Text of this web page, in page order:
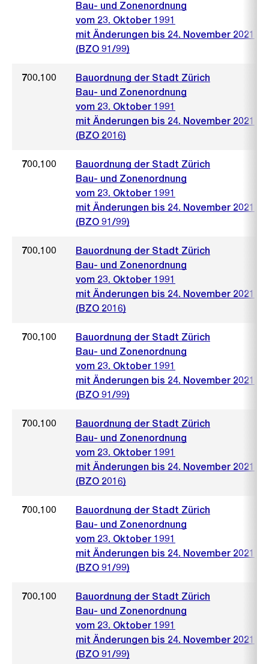
Bau- und Zonenordnung
vom 23. Oktober 1991
mit Änderungen bis 24. November 2021
(BZO 91/99)
700.100
Bauordnung der Stadt Zürich
Bau- und Zonenordnung
vom 23. Oktober 1991
mit Änderungen bis 24. November 2021
(BZO 2016)
700.100
Bauordnung der Stadt Zürich
Bau- und Zonenordnung
vom 23. Oktober 1991
mit Änderungen bis 24. November 2021
(BZO 91/99)
700.100
Bauordnung der Stadt Zürich
Bau- und Zonenordnung
vom 23. Oktober 1991
mit Änderungen bis 24. November 2021
(BZO 2016)
700.100
Bauordnung der Stadt Zürich
Bau- und Zonenordnung
vom 23. Oktober 1991
mit Änderungen bis 24. November 2021
(BZO 91/99)
700.100
Bauordnung der Stadt Zürich
Bau- und Zonenordnung
vom 23. Oktober 1991
mit Änderungen bis 24. November 2021
(BZO 2016)
700.100
Bauordnung der Stadt Zürich
Bau- und Zonenordnung
vom 23. Oktober 1991
mit Änderungen bis 24. November 2021
(BZO 91/99)
700.100
Bauordnung der Stadt Zürich
Bau- und Zonenordnung
vom 23. Oktober 1991
mit Änderungen bis 24. November 2021
(BZO 91/99)